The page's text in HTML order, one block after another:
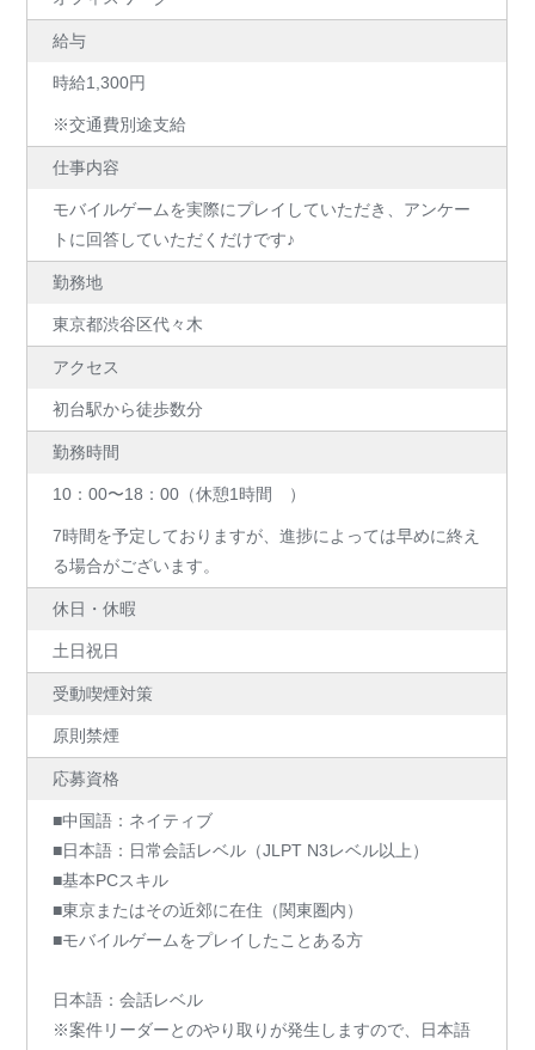
給与
時給1,300円
※交通費別途支給
仕事内容
モバイルゲームを実際にプレイしていただき、アンケー
トに回答していただくだけです♪
勤務地
東京都渋谷区代々木
アクセス
初台駅から徒歩数分
勤務時間
10：00〜18：00（休憩1時間 ）
7時間を予定しておりますが、進捗によっては早めに終え
る場合がございます。
休日・休暇
土日祝日
受動喫煙対策
原則禁煙
応募資格
■中国語：ネイティブ
■日本語：日常会話レベル（JLPT N3レベル以上）
■基本PCスキル
■東京またはその近郊に在住（関東圏内）
■モバイルゲームをプレイしたことある方
日本語：会話レベル
※案件リーダーとのやり取りが発生しますので、日本語